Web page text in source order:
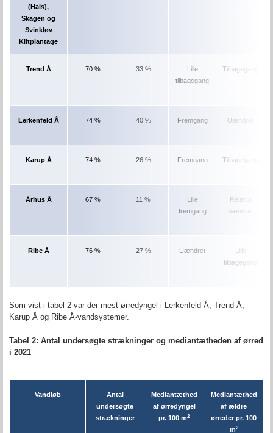
(Hals),
Skagen og
Svinkløv
Klitplantage
Trend Å 70 % 33 %
Lille
tilbagegang
Tilbagegang
Lerkenfeld Å 74 % 40 % Fremgang Uændret
Karup Å 74 % 26 % Fremgang Tilbagegang
Århus Å 67 % 11 %
Lille
fremgang
Relativt
uændret
Ribe Å 76 % 27 % Uændret
Lille
tilbagegang
Som vist i tabel 2 var der mest ørredyngel i Lerkenfeld Å, Trend Å,
Karup Å og Ribe Å-vandsystemer.
Tabel 2: Antal undersøgte strækninger og mediantætheden af ørred
i 2021
Vandløb
Antal
undersøgte
strækninger
Mediantæthed
af ørredyngel
pr. 100 m2
Mediantæthed
af ældre
ørreder pr. 100
m2